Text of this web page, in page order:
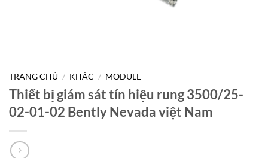
TRANG CHỦ / KHÁC / MODULE
Thiết bị giám sát tín hiệu rung 3500/25-
02-01-02 Bently Nevada việt Nam